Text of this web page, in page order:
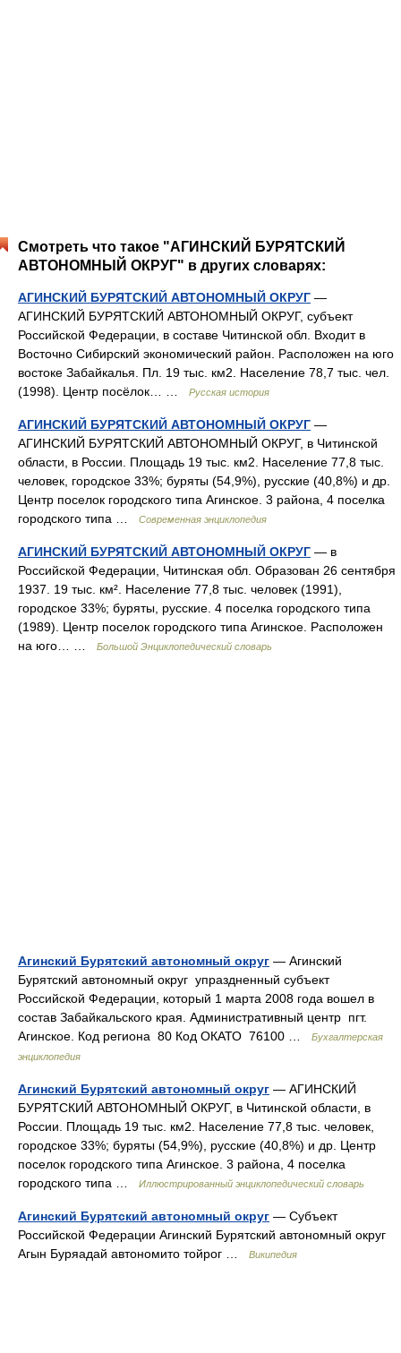
Смотреть что такое "АГИНСКИЙ БУРЯТСКИЙ
АВТОНОМНЫЙ ОКРУГ" в других словарях:
АГИНСКИЙ БУРЯТСКИЙ АВТОНОМНЫЙ ОКРУГ —
АГИНСКИЙ БУРЯТСКИЙ АВТОНОМНЫЙ ОКРУГ, субъект
Российской Федерации, в составе Читинской обл. Входит в
Восточно Сибирский экономический район. Расположен на юго
востоке Забайкалья. Пл. 19 тыс. км2. Население 78,7 тыс. чел.
(1998). Центр посёлок… …
Русская история
АГИНСКИЙ БУРЯТСКИЙ АВТОНОМНЫЙ ОКРУГ —
АГИНСКИЙ БУРЯТСКИЙ АВТОНОМНЫЙ ОКРУГ, в Читинской
области, в России. Площадь 19 тыс. км2. Население 77,8 тыс.
человек, городское 33%; буряты (54,9%), русские (40,8%) и др.
Центр поселок городского типа Агинское. 3 района, 4 поселка
городского типа …
Современная энциклопедия
АГИНСКИЙ БУРЯТСКИЙ АВТОНОМНЫЙ ОКРУГ — в
Российской Федерации, Читинская обл. Образован 26 сентября
1937. 19 тыс. км². Население 77,8 тыс. человек (1991),
городское 33%; буряты, русские. 4 поселка городского типа
(1989). Центр поселок городского типа Агинское. Расположен
на юго… …
Большой Энциклопедический словарь
Агинский Бурятский автономный округ — Агинский
Бурятский автономный округ упраздненный субъект
Российской Федерации, который 1 марта 2008 года вошел в
состав Забайкальского края. Административный центр пгт.
Агинское. Код региона 80 Код ОКАТО 76100 …
Бухгалтерская
энциклопедия
Агинский Бурятский автономный округ — АГИНСКИЙ
БУРЯТСКИЙ АВТОНОМНЫЙ ОКРУГ, в Читинской области, в
России. Площадь 19 тыс. км2. Население 77,8 тыс. человек,
городское 33%; буряты (54,9%), русские (40,8%) и др. Центр
поселок городского типа Агинское. 3 района, 4 поселка
городского типа …
Иллюстрированный энциклопедический словарь
Агинский Бурятский автономный округ — Субъект
Российской Федерации Агинский Бурятский автономный округ
Агын Буряадай автономито тойрог …
Википедия